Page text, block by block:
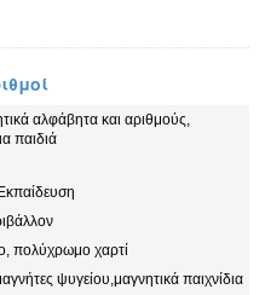
αλφάβητα και αριθμούς,
παιδιά
πολύχρωμο χαρτί
ψυγείου,μαγνητικά παιχνίδια